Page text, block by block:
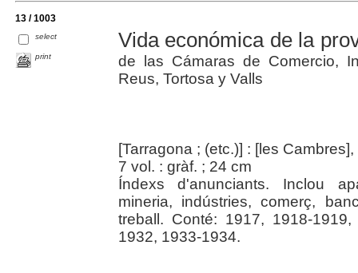
13 / 1003
select
print
Vida económica de la
de las Cámaras de Comercio,
Reus, Tortosa y Valls
[Tarragona ; (etc.)] : [les
7 vol. : gràf. ; 24 cm
Índexs d'anunciants. Inclou
mineria, indústries, comerç,
treball. Conté: 1917, 1918-
1932, 1933-1934.